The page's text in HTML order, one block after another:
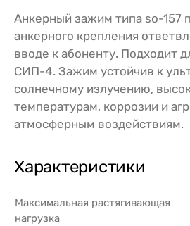
Анкерный зажим типа so-157
анкерного крепления
вводе к абоненту. Подходит
СИП-4. Зажим устойчив к
солнечному излучению,
температурам, коррозии и
атмосферным воздействиям.
Характеристики
Максимальная растягивающая
нагрузка